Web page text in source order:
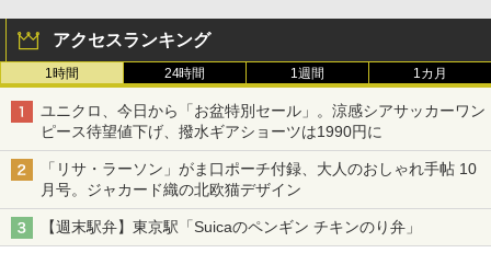
アクセスランキング
1時間 24時間 1週間 1カ月
ユニクロ、今日から「お盆特別セール」。涼感シアサッカーワン
ピース待望値下げ、撥水ギアショーツは1990円に
「リサ・ラーソン」がま口ポーチ付録、大人のおしゃれ手帖 10
月号。ジャカード織の北欧猫デザイン
【週末駅弁】東京駅「Suicaのペンギン チキンのり弁」